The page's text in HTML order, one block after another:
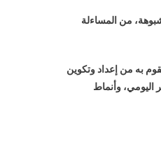
من المساءلة
به من إعداد وتكوين
اليومي، وأنماط